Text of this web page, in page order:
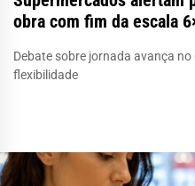
obra com fim da escala
Debate sobre jornada avança
flexibilidade